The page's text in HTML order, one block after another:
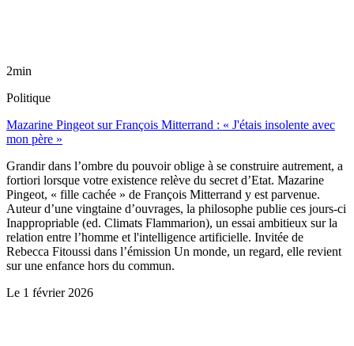
2min
Politique
Mazarine Pingeot sur François Mitterrand : « J'étais insolente avec
mon père »
Grandir dans l’ombre du pouvoir oblige à se construire autrement, a
fortiori lorsque votre existence relève du secret d’Etat. Mazarine
Pingeot, « fille cachée » de François Mitterrand y est parvenue.
Auteur d’une vingtaine d’ouvrages, la philosophe publie ces jours-ci
Inappropriable (ed. Climats Flammarion), un essai ambitieux sur la
relation entre l’homme et l'intelligence artificielle. Invitée de
Rebecca Fitoussi dans l’émission Un monde, un regard, elle revient
sur une enfance hors du commun.
Le 1 février 2026